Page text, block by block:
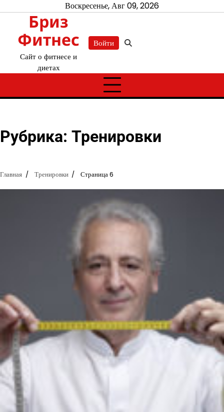
содержимому
Воскресенье, Авг 09, 2026
Бриз
Фитнес
Сайт о фитнесе и
диетах
Войти
Рубрика: Тренировки
Главная Тренировки Страница 6